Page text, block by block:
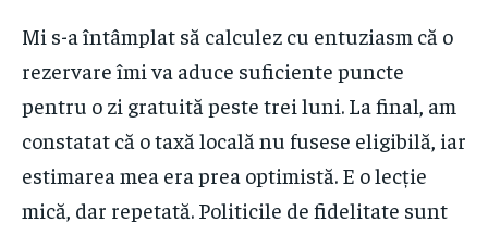
Mi s-a întâmplat să calculez cu entuziasm că o
rezervare îmi va aduce suficiente puncte
pentru o zi gratuită peste trei luni. La final, am
constatat că o taxă locală nu fusese eligibilă, iar
estimarea mea era prea optimistă. E o lecție
mică, dar repetată. Politicile de fidelitate sunt